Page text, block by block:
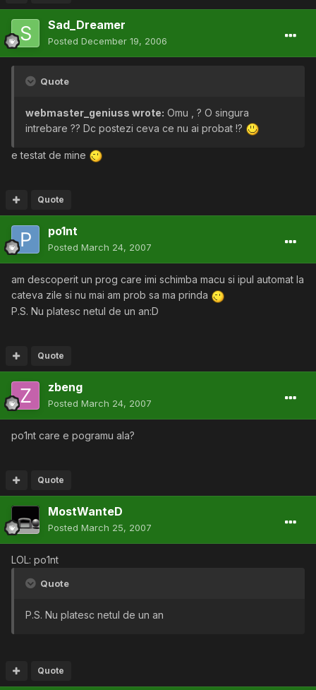
Sad_Dreamer
Posted December 19, 2006
Quote
webmaster_geniuss wrote: Omu , ? O singura
intrebare ?? Dc postezi ceva ce nu ai probat !?
e testat de mine
Quote
po1nt
Posted March 24, 2007
am descoperit un prog care imi schimba macu si ipul automat la
cateva zile si nu mai am prob sa ma prinda
P.S. Nu platesc netul de un an:D
Quote
zbeng
Posted March 24, 2007
po1nt care e pogramu ala?
Quote
MostWanteD
Posted March 25, 2007
LOL: po1nt
Quote
P.S. Nu platesc netul de un an
Quote